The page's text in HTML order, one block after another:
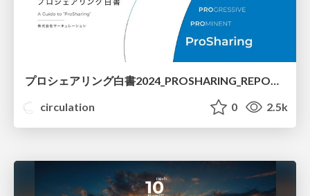
プロシェアリング白書2024_PROSHARING_REPORT_2024
circulation
0 2.5k